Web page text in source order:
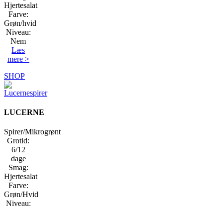
Hjertesalat
Farve:
Grøn/hvid
Niveau:
Nem
Læs
mere >
SHOP
LUCERNE
Spirer/Mikrogrønt
Grotid:
6/12
dage
Smag:
Hjertesalat
Farve:
Grøn/Hvid
Niveau: